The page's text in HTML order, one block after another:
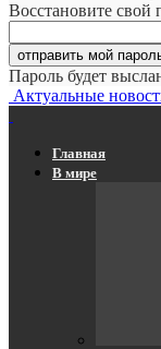
Восстановите свой
Пароль будет
Актуальные
Главная
В мире